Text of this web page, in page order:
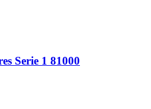
Serie 1 81000